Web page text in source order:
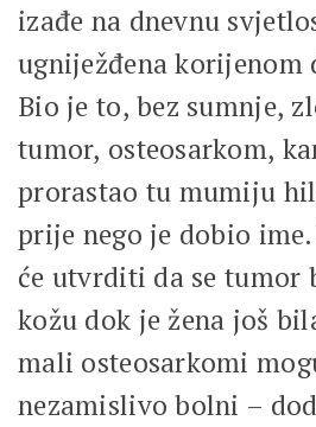
izađe na dnevnu
ugniježđena korijenom
Bio je to, bez sumnje,
tumor, osteosarkom,
prorastao tu mumiju
prije nego je dobio
će utvrditi da se tumor
kožu dok je žena još
mali osteosarkomi
nezamislivo bolni –